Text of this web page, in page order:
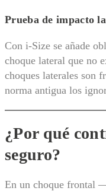
Prueba de impacto
Con i-Size se añade
choque lateral que no
choques laterales son
norma antigua los
¿Por qué
seguro?
En un choque frontal